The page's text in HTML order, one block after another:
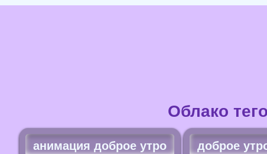
Облако
анимация доброе утро доброе